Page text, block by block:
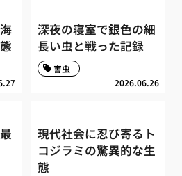
深夜の寝室で銀色の細
長い虫と戦った記録
2026.06.26
害虫
現代社会に忍び寄るト
コジラミの驚異的な生
態